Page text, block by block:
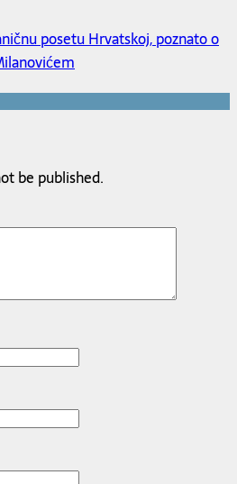
posetu Hrvatskoj, poznato o
be published.